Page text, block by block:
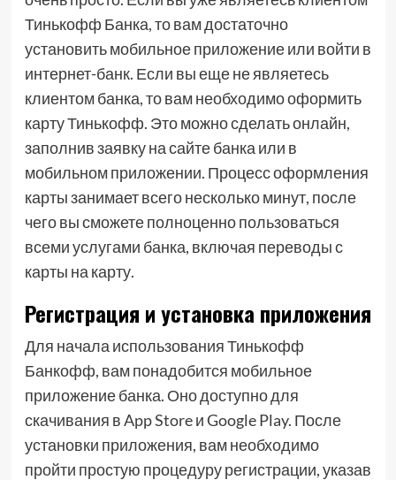
Тинькофф Банка, то вам достаточно
установить мобильное приложение или войти в
интернет-банк. Если вы еще не являетесь
клиентом банка, то вам необходимо оформить
карту Тинькофф. Это можно сделать онлайн,
заполнив заявку на сайте банка или в
мобильном приложении. Процесс оформления
карты занимает всего несколько минут, после
чего вы сможете полноценно пользоваться
всеми услугами банка, включая переводы с
карты на карту.
Регистрация и установка приложения
Для начала использования Тинькофф
Банкофф, вам понадобится мобильное
приложение банка. Оно доступно для
скачивания в App Store и Google Play. После
установки приложения, вам необходимо
пройти простую процедуру регистрации, указав